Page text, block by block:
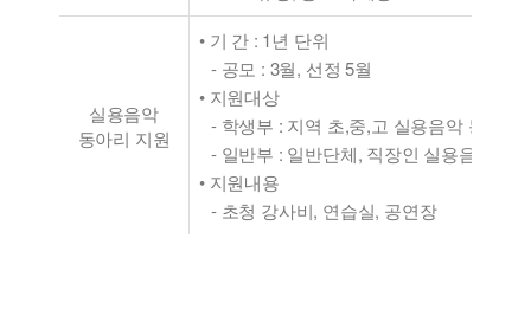
실용음악
동아리 지원
• 기 간 : 1년 단위
- 공모 : 3월, 선정 5월
• 지원대상
- 학생부 : 지역 초,중,고 실용음악 동아리
- 일반부 : 일반단체, 직장인 실용음악 동
• 지원내용
- 초청 강사비, 연습실, 공연장